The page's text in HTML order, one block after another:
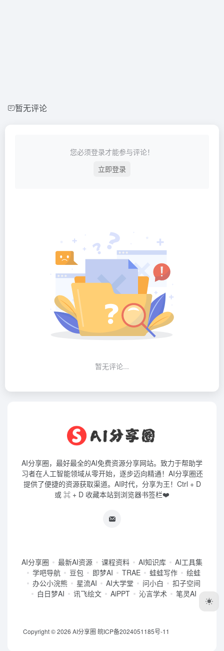
暂无评论
您必须登录才能参与评论！
立即登录
暂无评论...
AI分享圈，最好最全的AI免费资源分享网站。致力于帮助学
习者在人工智能领域从零开始，逐步迈向精通！AI分享圈还
提供了便捷的资源获取渠道。AI时代，分享为王！Ctrl + D
或 ⌘ + D 收藏本站到浏览器书签栏❤️
AI分享圈 最新AI资源 课程资料 AI知识库
AI工具集
学吧导航
豆包 即梦AI TRAE 蛙蛙写作
绘蛙
办公小浣熊
星流AI AI大学堂 问小白
扣子空间
白日梦AI
讯飞绘文 AiPPT 沁言学术 笔灵AI
Copyright © 2026 AI分享圈 皖ICP备2024051185号-11